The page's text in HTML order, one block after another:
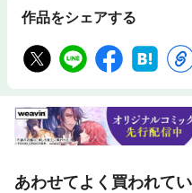
作品をシェアする
あわせてよく買われて